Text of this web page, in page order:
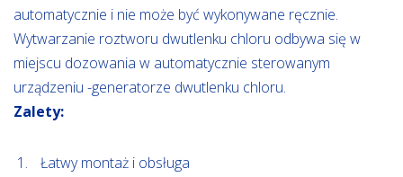
automatycznie i nie może być wykonywane ręcznie.
Wytwarzanie roztworu dwutlenku chloru odbywa się w
miejscu dozowania w automatycznie sterowanym
urządzeniu -generatorze dwutlenku chloru.
Zalety:
Łatwy montaż i obsługa